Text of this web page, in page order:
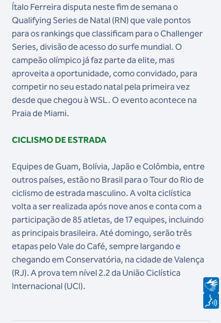
Ítalo Ferreira disputa neste fim de semana o
Qualifying Series de Natal (RN) que vale pontos
para os rankings que classificam para o Challenger
Series, divisão de acesso do surfe mundial. O
campeão olímpico já faz parte da elite, mas
aproveita a oportunidade, como convidado, para
competir no seu estado natal pela primeira vez
desde que chegou à WSL. O evento acontece na
Praia de Miami.
CICLISMO DE ESTRADA
Equipes de Guam, Bolívia, Japão e Colômbia, entre
outros países, estão no Brasil para o Tour do Rio de
ciclismo de estrada masculino. A volta ciclística
volta a ser realizada após nove anos e conta com a
participação de 85 atletas, de 17 equipes, incluindo
as principais brasileira. Até domingo, serão três
etapas pelo Vale do Café, sempre largando e
chegando em Conservatória, na cidade de Valença
(RJ). A prova tem nível 2.2 da União Ciclística
Internacional (UCI).